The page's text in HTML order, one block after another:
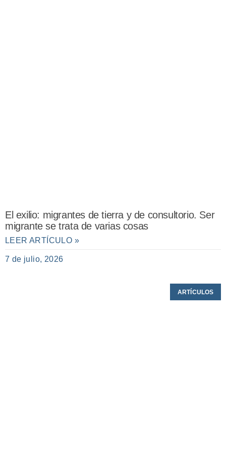
El exilio: migrantes de tierra y de consultorio. Ser
migrante se trata de varias cosas
LEER ARTÍCULO »
7 de julio, 2026
ARTÍCULOS